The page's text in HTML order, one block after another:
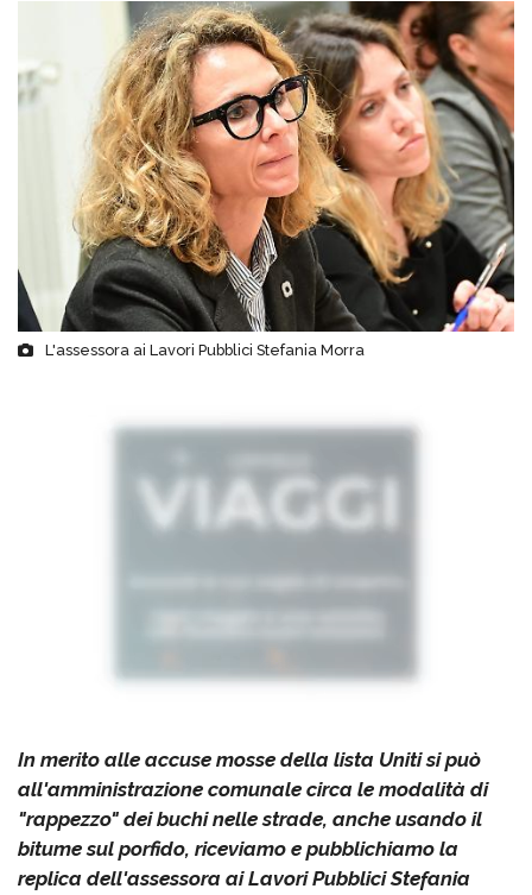
L'assessora ai Lavori Pubblici Stefania Morra
In merito alle accuse mosse della lista Uniti si può
all'amministrazione comunale circa le modalità di
"rappezzo" dei buchi nelle strade, anche usando il
bitume sul porfido, riceviamo e pubblichiamo la
replica dell'assessora ai Lavori Pubblici Stefania